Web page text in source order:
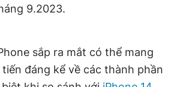
9.2023.
sắp ra mắt có thể mang
đáng kể về các thành phần